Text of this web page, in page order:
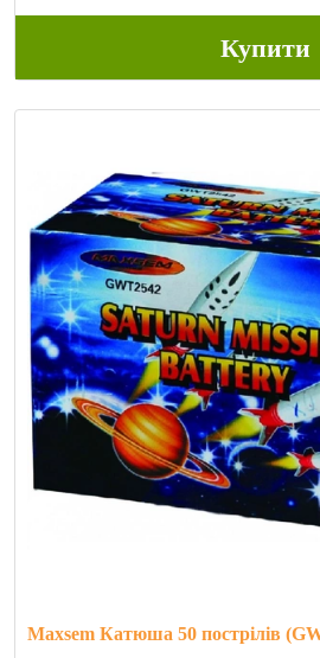
Купити
Maxsem Катюша 50 пострілів